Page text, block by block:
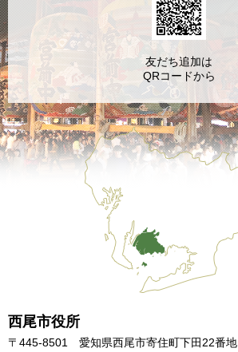
西尾市役所
〒445-8501 愛知県西尾市寄住町下田22番地
友だち追加は
QRコードから